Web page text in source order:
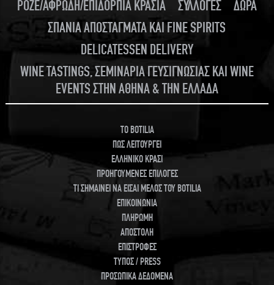
ΡΟΖΕ/ΑΦΡΩΔΗ/ΕΠΙΔΟΡΠΙΑ ΚΡΑΣΙΑ
ΣΥΛΛΟΓΕΣ
ΔΩΡΑ
ΣΠΑΝΙΑ ΑΠΟΣΤΑΓΜΑΤΑ ΚΑΙ FINE SPIRITS
DELICATESSEN DELIVERY
WINE TASTINGS, ΣΕΜΙΝΑΡΙΑ ΓΕΥΣΙΓΝΩΣΙΑΣ ΚΑΙ WINE
EVENTS ΣΤΗΝ ΑΘΗΝΑ & ΤΗΝ ΕΛΛΑΔΑ
TO BOTILIA
ΠΩΣ ΛΕΙΤΟΥΡΓΕΙ
ΕΛΛΗΝΙΚΟ ΚΡΑΣΙ
ΠΡΟΗΓΟΥΜΕΝΕΣ ΕΠΙΛΟΓΕΣ
ΤΙ ΣΗΜΑΙΝΕΙ ΝΑ ΕΙΣΑΙ ΜΕΛΟΣ ΤΟΥ BOTILIA
ΕΠΙΚΟΙΝΩΝΙΑ
ΠΛΗΡΩΜΗ
ΑΠΟΣΤΟΛΗ
ΕΠΙΣΤΡΟΦΕΣ
ΤΥΠΟΣ / PRESS
ΠΡΟΣΩΠΙΚΑ ΔΕΔΟΜΕΝΑ